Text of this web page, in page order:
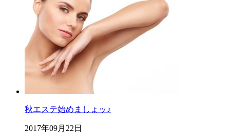
秋エステ始めましょッ♪
2017年09月22日